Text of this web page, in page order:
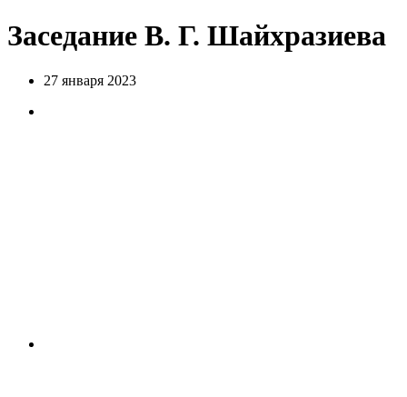
Заседание В. Г. Шайхразиева
27 января 2023